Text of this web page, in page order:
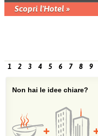
Scopri l'Hotel »
1 2 3 4 5 6 7 8 9
Non hai le idee chiare?